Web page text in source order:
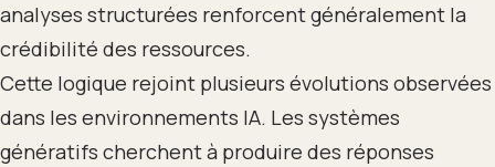
analyses structurées renforcent généralement la
crédibilité des ressources.
Cette logique rejoint plusieurs évolutions observées
dans les environnements IA. Les systèmes
génératifs cherchent à produire des réponses